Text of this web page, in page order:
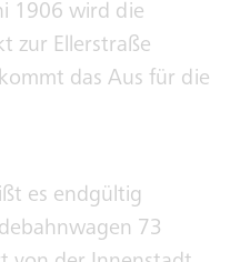
1906 wird die
zur Ellerstraße
das Aus für die
es endgültig
73